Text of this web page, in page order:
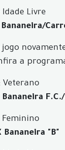
Idade Livre
Bananeira/
jogo
a
Veterano
Bananeira
Bananeira "B"